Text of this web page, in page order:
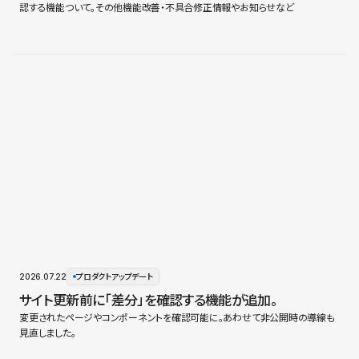
認する機能ついて。その他機能改善・不具合修正情報やお知らせなど
2026.07.22 プロダクトアップデート
サイト更新前に「差分」を確認する機能が追加。
変更されたページやコンポーネントを確認可能に。あわせて非公開時の導線も
見直しました。